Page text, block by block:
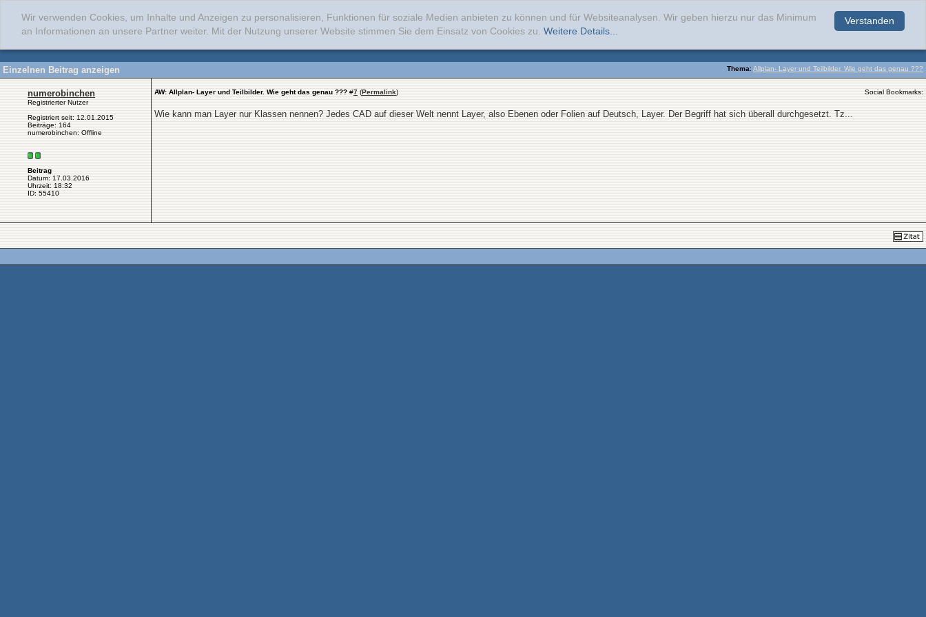
Verstanden
Wir verwenden Cookies, um Inhalte und Anzeigen zu personalisieren, Funktionen für soziale Medien anbieten zu können und für Websiteanalysen. Wir geben hierzu nur das Minimum
an Informationen an unsere Partner weiter. Mit der Nutzung unserer Website stimmen Sie dem Einsatz von Cookies zu. Weitere Details...
Thema: Allplan- Layer und Teilbilder. Wie geht das genau ???
Einzelnen Beitrag anzeigen
numerobinchen
Registrierter Nutzer
Registriert seit: 12.01.2015
Beiträge: 164
numerobinchen: Offline
Beitrag
Datum: 17.03.2016
Uhrzeit: 18:32
ID: 55410
AW: Allplan- Layer und Teilbilder. Wie geht das genau ??? #7 (Permalink) Social Bookmarks:
Wie kann man Layer nur Klassen nennen? Jedes CAD auf dieser Welt nennt Layer, also Ebenen oder Folien auf Deutsch, Layer. Der Begriff hat sich überall durchgesetzt. Tz...